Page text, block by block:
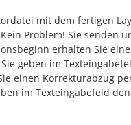
mit dem fertigen
Problem! Sie
erhalten Sie
geben im
einen Korrekturabzug
im Texteingabefeld